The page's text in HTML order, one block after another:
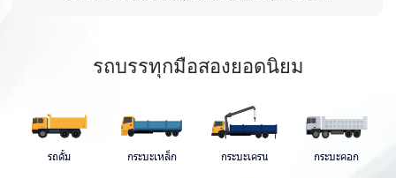
รถบรรทุกมือสองยอดนิยม
รถดั้ม กระบะเหล็ก กระบะเครน กระบะคอก